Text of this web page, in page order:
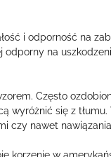
i odporność na
na
Często
wyróżnić się z
czy nawet